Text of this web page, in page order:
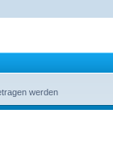
werden